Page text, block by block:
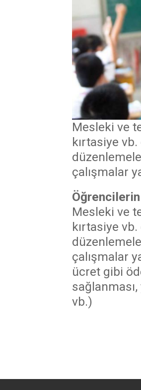
Mesleki ve
kırtasiye
çalışmalar
Mesleki ve
kırtasiye
çalışmalar
ücret gibi
vb.)